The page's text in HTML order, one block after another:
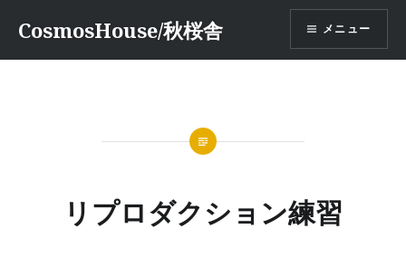
テ
CosmosHouse/秋桜舎 メニュー
リプロダクション練習